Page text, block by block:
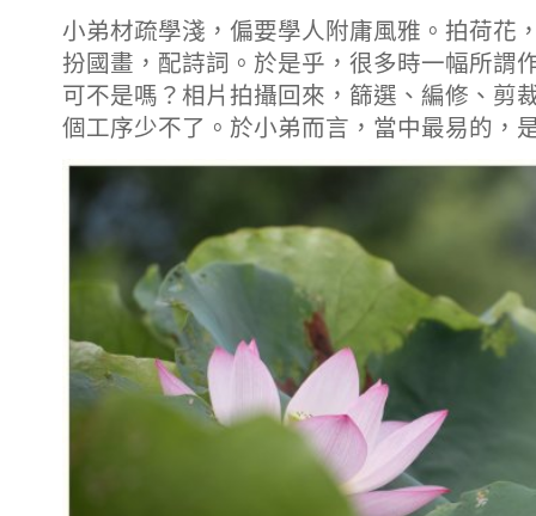
小弟材疏學淺，偏要學人附庸風雅。拍荷花
扮國畫，配詩詞。於是乎，很多時一幅所謂
可不是嗎？相片拍攝回來，篩選、編修、剪
個工序少不了。於小弟而言，當中最易的，